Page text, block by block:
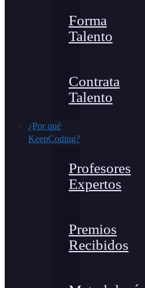
Forma
Talento
Contrata
Talento
¿Por qué
KeepCoding?
Profesores
Expertos
Premios
Recibidos